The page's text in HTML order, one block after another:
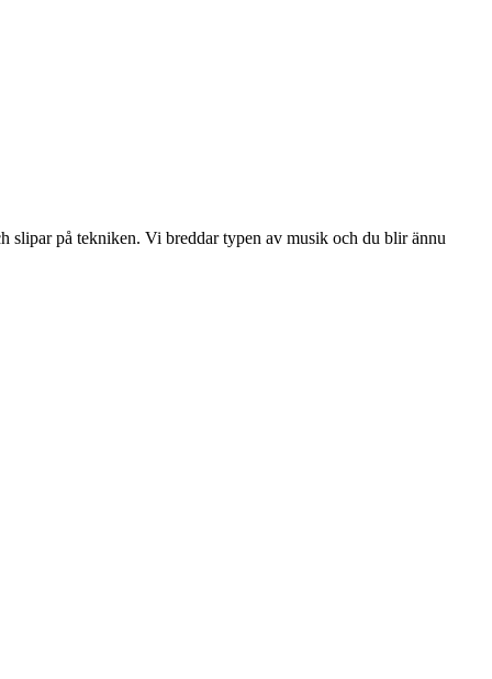
slipar på tekniken. Vi breddar typen av musik och du blir ännu